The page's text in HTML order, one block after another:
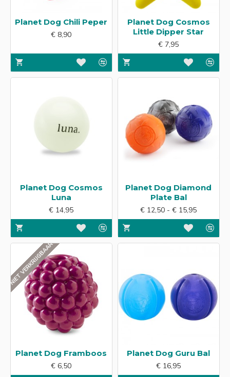
Planet Dog Chili Peper
€ 8,90
Planet Dog Cosmos
Little Dipper Star
€ 7,95
Planet Dog Cosmos
Luna
€ 14,95
Planet Dog Diamond
Plate Bal
€ 12,50 - € 15,95
NIET VERKRIJGBAAR
Planet Dog Framboos
€ 6,50
Planet Dog Guru Bal
€ 16,95